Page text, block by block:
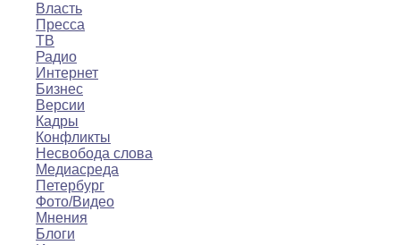
Власть
Пресса
ТВ
Радио
Интернет
Бизнес
Версии
Кадры
Конфликты
Несвобода слова
Медиасреда
Петербург
Фото/Видео
Мнения
Блоги